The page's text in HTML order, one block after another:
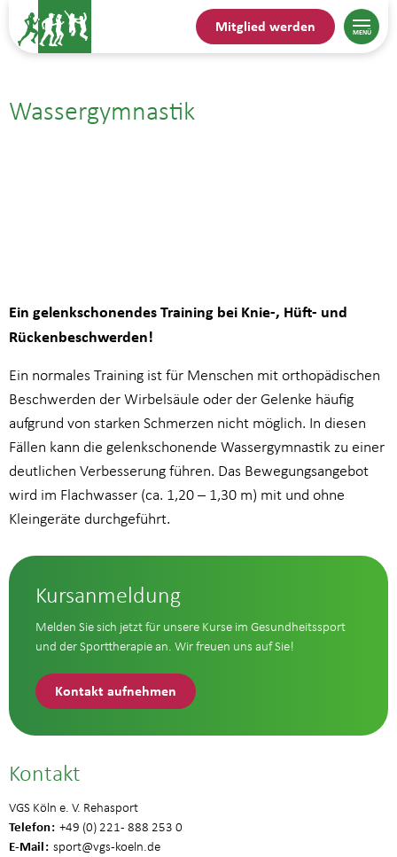
Mitglied werden
Wassergymnastik
bis
Ein gelenkschonendes Training bei Knie-, Hüft- und
Rückenbeschwerden!
Ein normales Training ist für Menschen mit orthopädischen
Beschwerden der Wirbelsäule oder der Gelenke häufig
aufgrund von starken Schmerzen nicht möglich. In diesen
Fällen kann die gelenkschonende Wassergymnastik zu einer
deutlichen Verbesserung führen. Das Bewegungsangebot
wird im Flachwasser (ca. 1,20 – 1,30 m) mit und ohne
Kleingeräte durchgeführt.
Kursanmeldung
Melden Sie sich jetzt für unsere Kurse im Gesundheitssport
und der Sporttherapie an. Wir freuen uns auf Sie!
Kontakt aufnehmen
Kontakt
VGS Köln e. V. Rehasport
Telefon +49 (0) 221 - 888 253 0
E-Mail sport@vgs-koeln.de